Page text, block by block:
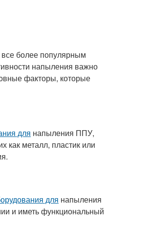
более популярным
напыления важно
факторы, которые
для напыления ППУ,
как металл, пластик или
для напыления
и иметь функциональный